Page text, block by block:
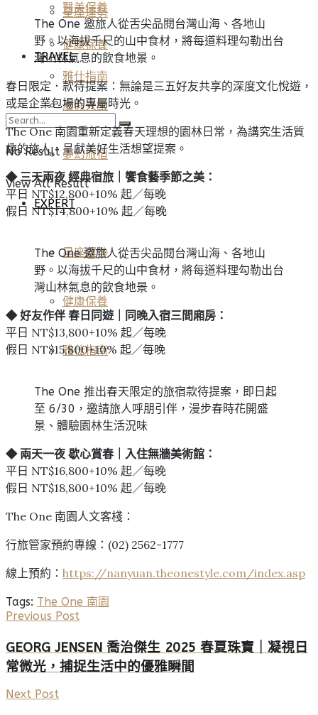
醫美保養
TRAVEL
度假天堂
夢幻旅宿
EXPERT
星座運勢
健康保養
雅仕指南
星座運勢
健康保養
雅仕指南
No Result
View All Result
The One 邀旅人從舌尖品閱台灣山海、各地山
野。以海拔千尺的山中食材，將每道料理勾勒出台
灣山林氣息的飲食地景。
春日限定．款待提案：無論是三五好友共享的深度文化悅遊，
或是企業包場的專屬時光。
The One 南園重新定義春天理想的園林日常，為講究生活質
趣的旅人，呈獻美好生活想望提案。
◆ 三天兩夜 經典宿旅｜饗食藝季節之美：
平日 NT$12,800+10% 起／每晚
假日 NT$14,800+10% 起／每晚
The One 邀旅人從舌尖品閱台灣山海、各地山
野。以海拔千尺的山中食材，將每道料理勾勒出台
灣山林氣息的飲食地景。
◆好友作伴 春日同遊｜同晚入宿三間廂房：
平日 NT$13,800+10% 起／每晚
假日 NT$15,800+10% 起／每晚
The One 推出春天限定的旅宿款待提案，即日起
至 6/30，邀請旅人呼朋引伴，漫步春時花開盛
景、體驗園林生活況味
◆ 兩天一夜 歇心賞春｜入住無牆美術館：
平日 NT$16,800+10% 起／每晚
假日 NT$18,800+10% 起／每晚
The One 南園人文客棧：
行旅管家預約專線：(02) 2562-1777
線上預約： https://nanyuan.theonestyle.com/index.asp
Tags: The One 南園
Previous Post
GEORG JENSEN 喬治傑生 2025 春夏珠寶｜凝視日
常微光，捕捉生活中的優雅瞬間
Next Post